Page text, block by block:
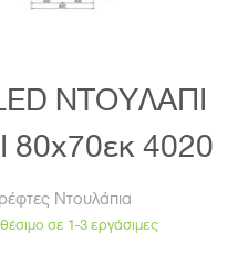
ΝΤΟΥΛΑΠΙ
80x70εκ 4020
Ντουλάπια
σε 1-3 εργάσιμες